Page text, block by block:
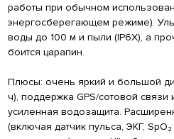
работы при обычном
энергосберегающем режиме).
воды до 100 м и пыли (IP6X), а
боится царапин.
Плюсы: очень яркий и большой
ч), поддержка GPS/сотовой связи
усиленная водозащита.
(включая датчик пульса, ЭКГ,